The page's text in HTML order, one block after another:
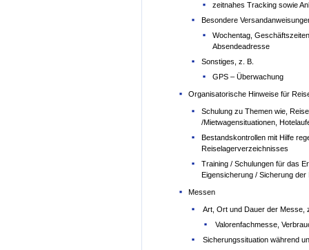
zeitnahes Tracking sowie
Besondere
Wochentag,
Absendeadresse
Sonstiges, z. B.
GPS – Überwachung
Organisatorische Hinweise für
Schulung zu Themen wie,
/Mietwagensituationen,
Bestandskontrollen mit Hilfe
Reiselagerverzeichnisses
Training / Schulungen für das
Eigensicherung / Sicherung
Messen
Art, Ort und Dauer der Messe,
Valorenfachmesse,
Sicherungssituation während